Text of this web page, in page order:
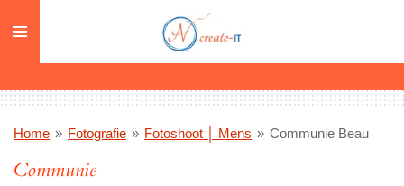
direct
de
hoofdinhoud
Home » Fotografie » Fotoshoot │ Mens » Communie Beau
Communie